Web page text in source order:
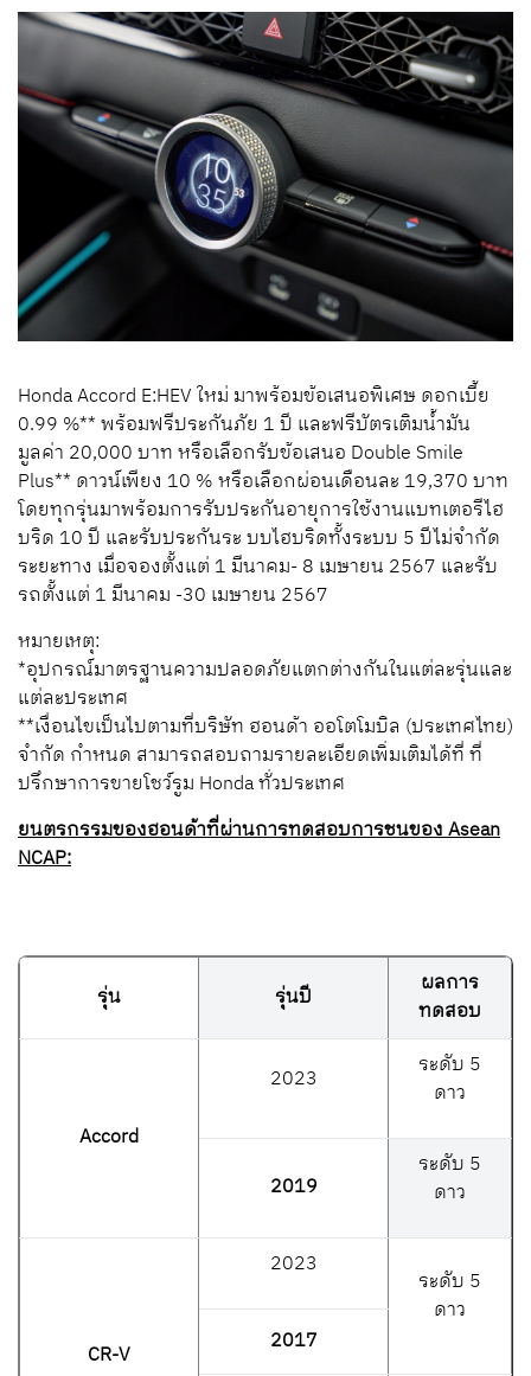
Honda Accord E:HEV ใหม่ มาพร้อมข้อเสนอพิเศษ ดอกเบี้ย
0.99 %** พร้อมฟรีประกันภัย 1 ปี และฟรีบัตรเติมน้ำมัน
มูลค่า 20,000 บาท หรือเลือกรับข้อเสนอ Double Smile
Plus** ดาวน์เพียง 10 % หรือเลือกผ่อนเดือนละ 19,370 บาท
โดยทุกรุ่นมาพร้อมการรับประกันอายุการใช้งานแบทเตอรีไฮ
บริด 10 ปี และรับประกันระ บบไฮบริดทั้งระบบ 5 ปีไม่จำกัด
ระยะทาง เมื่อจองตั้งแต่ 1 มีนาคม- 8 เมษายน 2567 และรับ
รถตั้งแต่ 1 มีนาคม -30 เมษายน 2567
หมายเหตุ:
*อุปกรณ์มาตรฐานความปลอดภัยแตกต่างกันในแต่ละรุ่นและ
แต่ละประเทศ
**เงื่อนไขเป็นไปตามที่บริษัท ฮอนด้า ออโตโมบิล (ประเทศไทย)
จำกัด กำหนด สามารถสอบถามรายละเอียดเพิ่มเติมได้ที่ ที่
ปรึกษาการขายโชว์รูม Honda ทั่วประเทศ
ยนตรกรรมของฮอนด้าที่ผ่านการทดสอบการชนของAsean
NCAP:
รุ่น รุ่นปี
ผลการ
ทดสอบ
Accord
2023
ระดับ 5
ดาว
2019
ระดับ 5
ดาว
CR-V
2023
ระดับ 5
ดาว
2017